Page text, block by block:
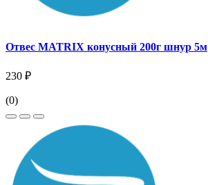
Отвес MATRIX конусный 200г шнур 5м
230 ₽
(0)